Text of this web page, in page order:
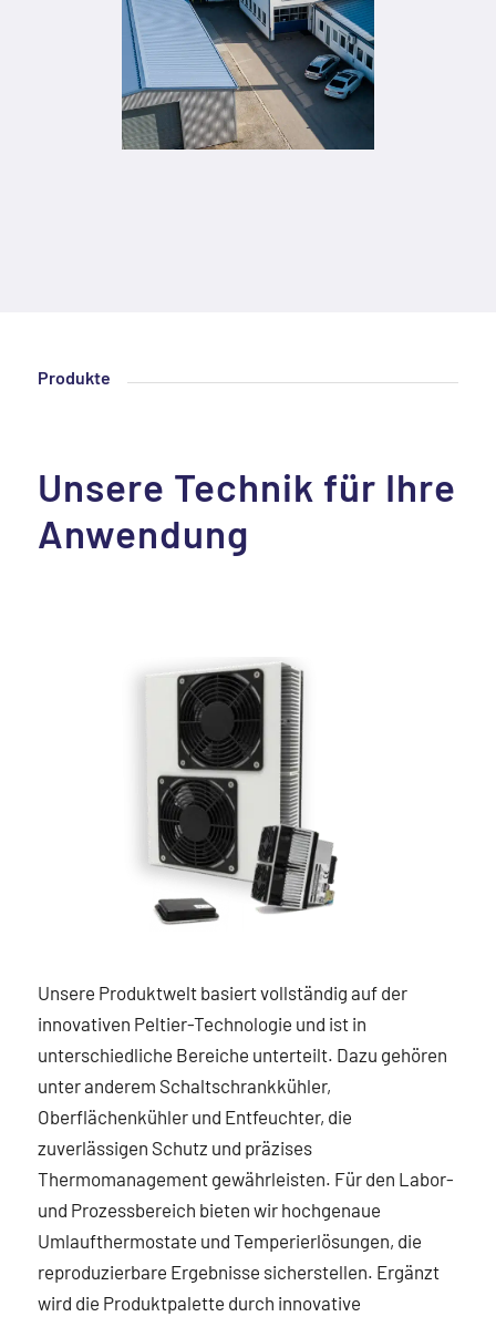
Produkte
Unsere Technik für Ihre
Anwendung
Unsere Produktwelt basiert vollständig auf der
innovativen Peltier-Technologie und ist in
unterschiedliche Bereiche unterteilt. Dazu gehören
unter anderem Schaltschrankkühler,
Oberflächenkühler und Entfeuchter, die
zuverlässigen Schutz und präzises
Thermomanagement gewährleisten. Für den Labor-
und Prozessbereich bieten wir hochgenaue
Umlaufthermostate und Temperierlösungen, die
reproduzierbare Ergebnisse sicherstellen. Ergänzt
wird die Produktpalette durch innovative